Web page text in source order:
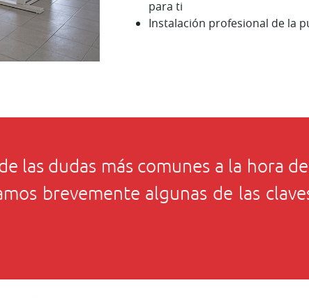
para ti
Instalación profesional de la
las dudas más comunes a la hora
brevemente algunas de las